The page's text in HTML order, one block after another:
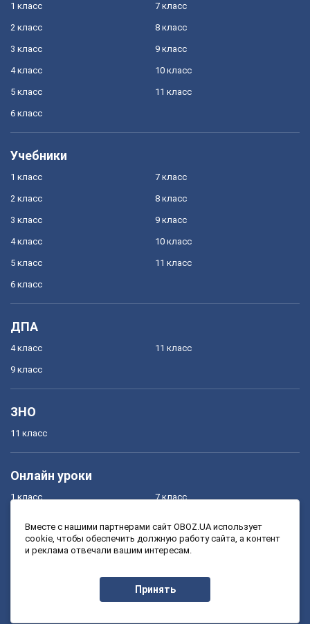
1 класс
2 класс
3 класс
4 класс
5 класс
6 класс
7 класс
8 класс
9 класс
10 класс
11 класс
Учебники
1 класс
2 класс
3 класс
4 класс
5 класс
6 класс
7 класс
8 класс
9 класс
10 класс
11 класс
ДПА
4 класс
9 класс
11 класс
ЗНО
11 класс
Онлайн уроки
1 класс
3 класс
7 класс
9 класс
Вместе с нашими партнерами сайт OBOZ.UA использует
cookie, чтобы обеспечить должную работу сайта, а контент
и реклама отвечали вашим интересам.
Принять